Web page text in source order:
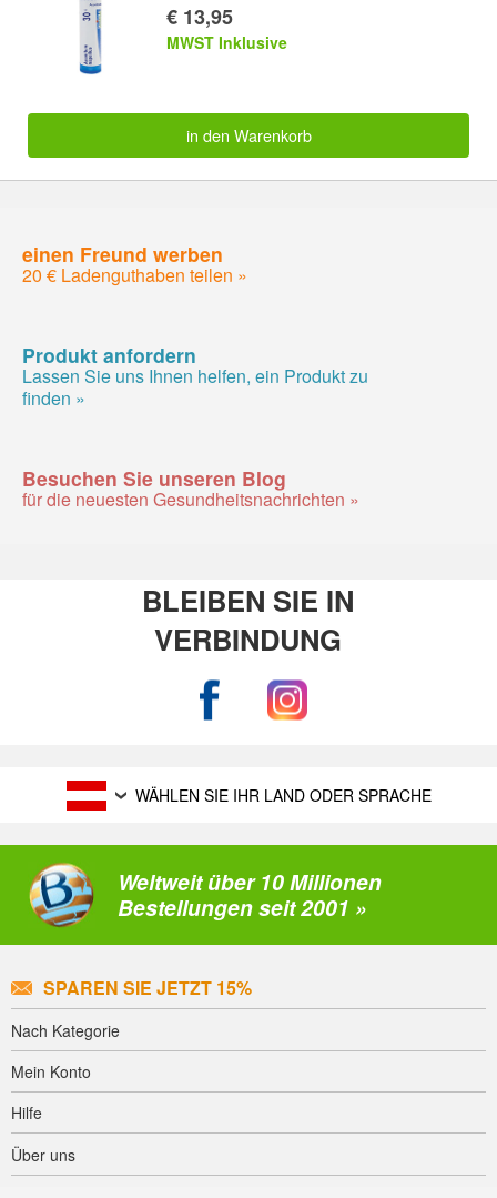
€ 13,95
MWST Inklusive
in den Warenkorb
einen Freund werben
20 € Ladenguthaben teilen »
Produkt anfordern
Lassen Sie uns Ihnen helfen, ein Produkt zu
finden »
Besuchen Sie unseren Blog
für die neuesten Gesundheitsnachrichten »
BLEIBEN SIE IN
VERBINDUNG
WÄHLEN SIE IHR LAND ODER SPRACHE
Weltweit über 10 Millionen
Bestellungen seit 2001 »
SPAREN SIE JETZT 15%
Nach Kategorie
Mein Konto
Hilfe
Über uns